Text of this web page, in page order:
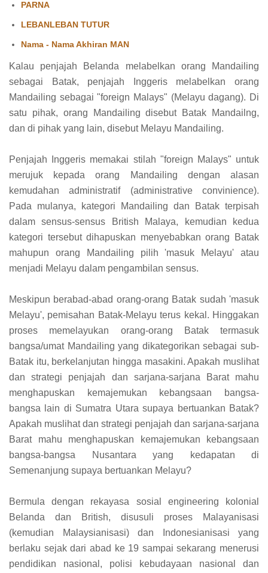
PARNA
LEBANLEBAN TUTUR
Nama - Nama Akhiran MAN
Kalau penjajah Belanda melabelkan orang Mandailing
sebagai Batak, penjajah Inggeris melabelkan orang
Mandailing sebagai "foreign Malays" (Melayu dagang). Di
satu pihak, orang Mandailing disebut Batak Mandailng,
dan di pihak yang lain, disebut Melayu Mandailing.
Penjajah Inggeris memakai stilah "foreign Malays" untuk
merujuk kepada orang Mandailing dengan alasan
kemudahan administratif (administrative convinience).
Pada mulanya, kategori Mandailing dan Batak terpisah
dalam sensus-sensus British Malaya, kemudian kedua
kategori tersebut dihapuskan menyebabkan orang Batak
mahupun orang Mandailing pilih 'masuk Melayu' atau
menjadi Melayu dalam pengambilan sensus.
Meskipun berabad-abad orang-orang Batak sudah 'masuk
Melayu', pemisahan Batak-Melayu terus kekal. Hinggakan
proses memelayukan orang-orang Batak termasuk
bangsa/umat Mandailing yang dikategorikan sebagai sub-
Batak itu, berkelanjutan hingga masakini. Apakah muslihat
dan strategi penjajah dan sarjana-sarjana Barat mahu
menghapuskan kemajemukan kebangsaan bangsa-
bangsa lain di Sumatra Utara supaya bertuankan Batak?
Apakah muslihat dan strategi penjajah dan sarjana-sarjana
Barat mahu menghapuskan kemajemukan kebangsaan
bangsa-bangsa Nusantara yang kedapatan di
Semenanjung supaya bertuankan Melayu?
Bermula dengan rekayasa sosial engineering kolonial
Belanda dan British, disusuli proses Malayanisasi
(kemudian Malaysianisasi) dan Indonesianisasi yang
berlaku sejak dari abad ke 19 sampai sekarang menerusi
pendidikan nasional, polisi kebudayaan nasional dan